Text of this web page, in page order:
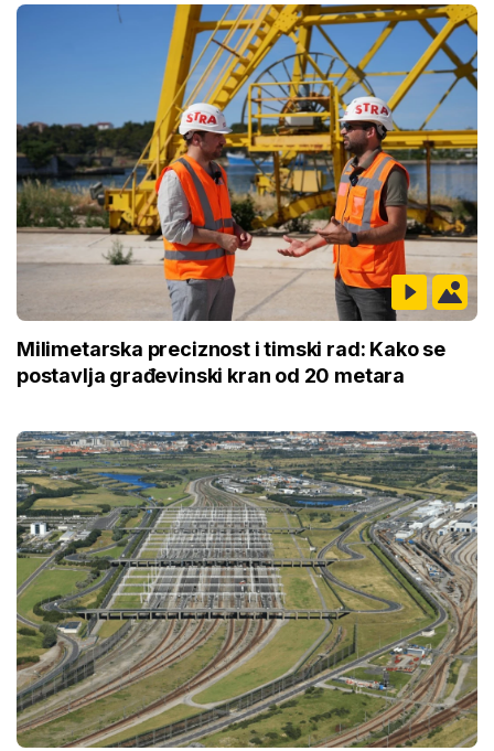
Milimetarska preciznost i timski rad: Kako se
postavlja građevinski kran od 20 metara